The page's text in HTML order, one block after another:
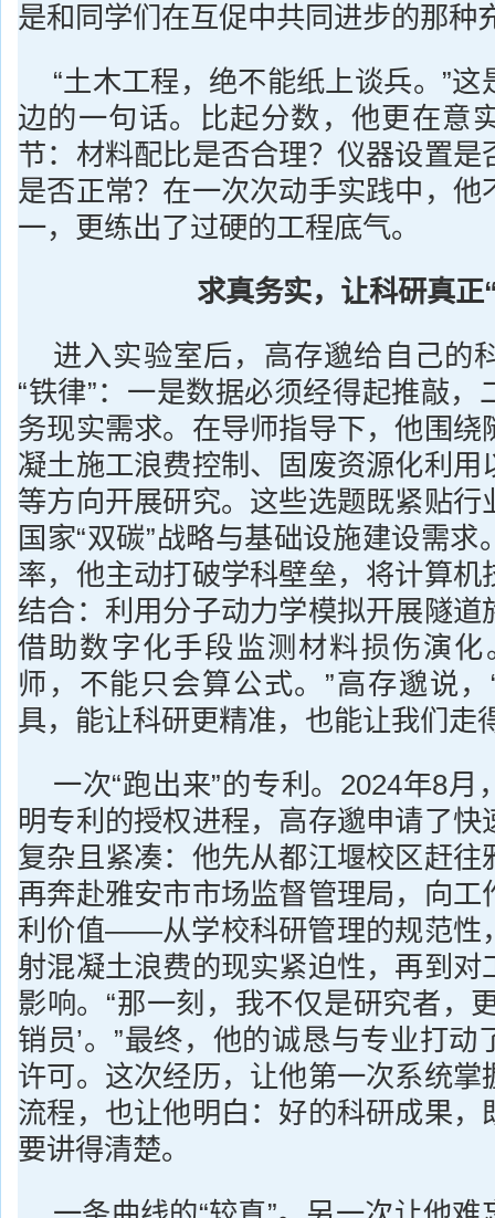
是和同学们在互促中共同进步的那种
“土木工程，绝不能纸上谈兵。”
边的一句话。比起分数，他更在意
节：材料配比是否合理？仪器设置是
是否正常？在一次次动手实践中，他
一，更练出了过硬的工程底气。
求真务实，让科研真正
进入实验室后，高存邈给自己的
“铁律”：一是数据必须经得起推敲，
务现实需求。在导师指导下，他围绕
凝土施工浪费控制、固废资源化利用
等方向开展研究。这些选题既紧贴行
国家“双碳”战略与基础设施建设需
率，他主动打破学科壁垒，将计算机
结合：利用分子动力学模拟开展隧道
借助数字化手段监测材料损伤演化
师，不能只会算公式。”高存邈说
具，能让科研更精准，也能让我们走
一次“跑出来”的专利。2024年8月
明专利的授权进程，高存邈申请了快
复杂且紧凑：他先从都江堰校区赶往
再奔赴雅安市市场监督管理局，向工
利价值——从学校科研管理的规范性
射混凝土浪费的现实紧迫性，再到对
影响。“那一刻，我不仅是研究者，
销员’。”最终，他的诚恳与专业打动
许可。这次经历，让他第一次系统掌
流程，也让他明白：好的科研成果，
要讲得清楚。